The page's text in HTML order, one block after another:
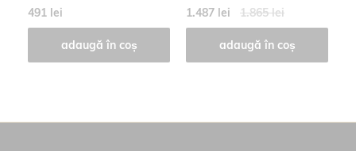
491 lei
adaugă în coș
1.487 lei 1.865 lei
adaugă în coș